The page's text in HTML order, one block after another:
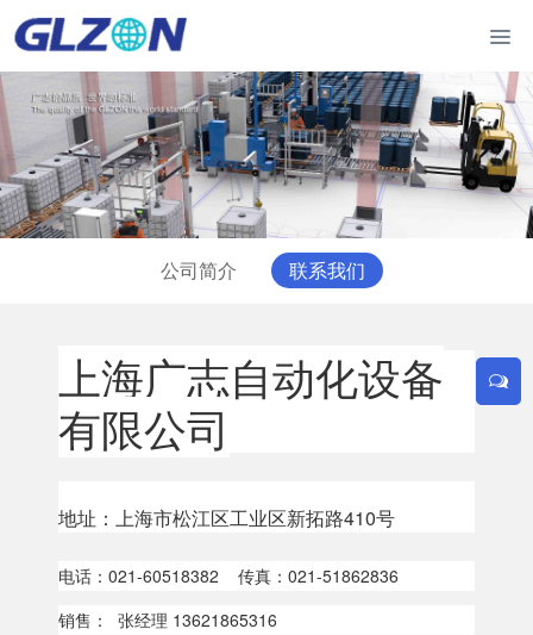
公司简介 联系我们
上海广志自动化设备
有限公司
地址：上海市松江区工业区新拓路410号
电话：021-60518382 传真：021-51862836
销售： 张经理 13621865316